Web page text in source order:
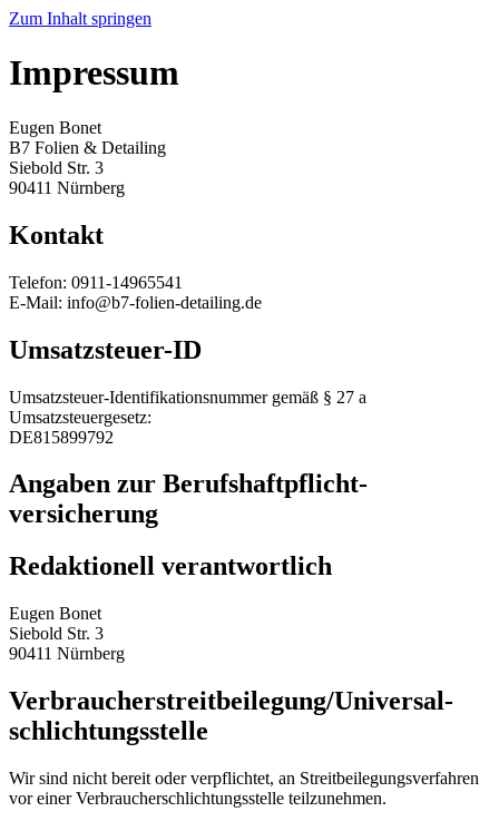
Zum Inhalt springen
Impressum
Eugen Bonet
B7 Folien & Detailing
Siebold Str. 3
90411 Nürnberg
Kontakt
Telefon: 0911-14965541
E-Mail: info@b7-folien-detailing.de
Umsatzsteuer-ID
Umsatzsteuer-Identifikationsnummer gemäß § 27 a
Umsatzsteuergesetz:
DE815899792
Angaben zur Berufs­haftpflicht­
versicherung
Redaktionell verantwortlich
Eugen Bonet
Siebold Str. 3
90411 Nürnberg
Verbraucher­streit­beilegung/Universal­
schlichtungs­stelle
Wir sind nicht bereit oder verpflichtet, an Streitbeilegungsverfahren
vor einer Verbraucherschlichtungsstelle teilzunehmen.